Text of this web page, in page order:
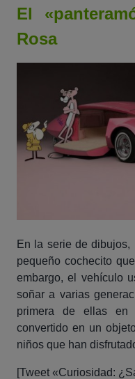
El
Rosa
En la serie de dibujos,
pequeño cochecito
embargo, el vehículo
soñar a varias
primera de ellas en
convertido en un
niños que han
[Tweet «Curiosidad: